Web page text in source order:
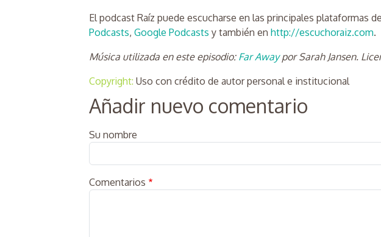
El podcast Raíz puede escucharse en las principales plataformas
Podcasts, Google Podcasts y también en http://escuchoraiz.com.
Música utilizada en este episodio: Far Awaypor Sarah Jansen.
Copyright: Uso con crédito de autor personal e institucional
Añadir nuevo comentario
Su nombre
Comentarios